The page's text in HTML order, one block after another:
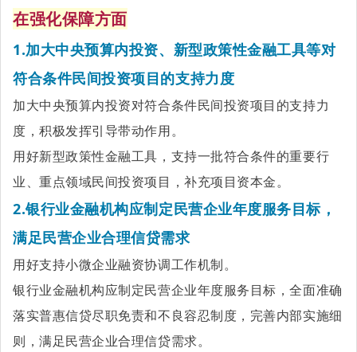
在强化保障方面
1.加大中央预算内投资、新型政策性金融工具等对
符合条件民间投资项目的支持力度
加大中央预算内投资对符合条件民间投资项目的支持力
度，积极发挥引导带动作用。
用好新型政策性金融工具，支持一批符合条件的重要行
业、重点领域民间投资项目，补充项目资本金。
2.银行业金融机构应制定民营企业年度服务目标，
满足民营企业合理信贷需求
用好支持小微企业融资协调工作机制。
银行业金融机构应制定民营企业年度服务目标，全面准确
落实普惠信贷尽职免责和不良容忍制度，完善内部实施细
则，满足民营企业合理信贷需求。